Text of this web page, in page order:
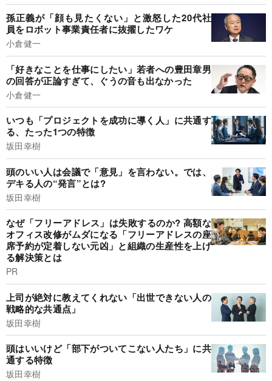
孫正義が「顔も見たくない」と激怒した20代社
員をロボット事業責任者に抜擢したワケ
小倉健一
「好きなことを仕事にしたい」若者への豊田章男
の回答が正論すぎて、ぐうの音も出なかった
小倉健一
いつも「プロジェクトを成功に導く人」に共通す
る、たった1つの特徴
坂田幸樹
頭のいい人は会議で「意見」を言わない。では、
デキる人の“発言”とは?
坂田幸樹
なぜ「フリーアドレス」は失敗するのか? 高額な
オフィス改修がムダになる「フリーアドレスの座
席予約が定着しない元凶」と組織の生産性を上げ
る解決策とは
PR
上司が絶対に教えてくれない「出世できない人の
戦略的な共通点」
坂田幸樹
頭はいいけど「部下がついてこない人たち」に共
通する特徴
坂田幸樹